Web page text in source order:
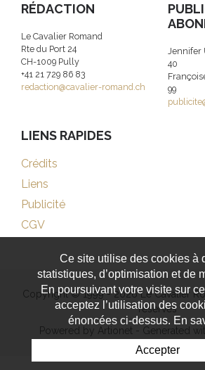
RÉDACTION
Le Cavalier Romand
Rte du Port 24
CH-1009 Pully
+41 21 729 86 83
redaction@cavalier-romand.ch
Jennifer
40
99
LIENS RAPIDES
Crédits
Liens
Publicité
CGV
Copyright © 1999 - 2026 Le Cavalier
réservés
Powered by Artionet - Generated
Ce site utilise des cookies à
statistiques, d’optimisation et de
En poursuivant votre visite sur
acceptez l’utilisation des
énoncées ci-dessus. En
Accepter